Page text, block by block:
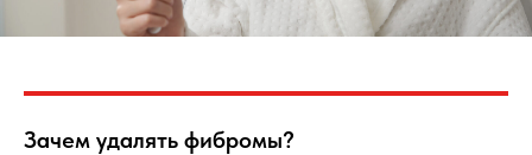
Зачем удалять фибромы?